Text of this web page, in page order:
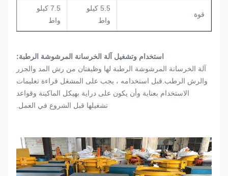
5.5 كيلو
7.5 كيلو
استخدام وتشغيل آلة الخرسانة المرشوشة الرطبة:
آلة الخرسانة المرشوشة الرطبة لها وظيفتان من رش المد والجزر
والرش الرطب.قبل استخدامه ، يجب على المشغل قراءة تعليمات
الاستخدام بعناية وأن يكون على دراية بهيكل الماكينة وقواعد
تشغيلها قبل الشروع في العمل.